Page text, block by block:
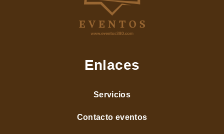
Enlaces
Servicios
Contacto eventos